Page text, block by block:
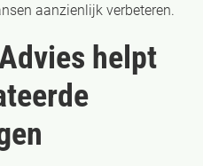
aanzienlijk verbeteren.
helpt